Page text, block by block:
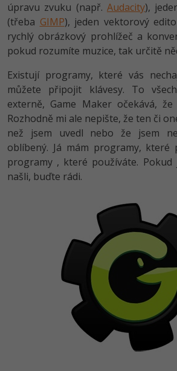
Kryptoměny -25%
Copywriting -30%
Google Dokumenty
Time management
Windows
Linux
Kybernetická bezpečnost
Elektronický podpis
Fórum
Blender -80%
Inkscape
Fotografování
Video
Ostatní
Fórum
úpravu zvuku (např. Audacity),
(třeba GIMP), jeden vektorový
rychlý obrázkový prohlížeč a
pokud rozumíte muzice, tak určitě
Existují programy, které vás
můžete připojit klávesy. To
externě, Game Maker očekává,
Rozhodně mi ale nepište, že ten či
než jsem uvedl nebo že jsem
oblíbený. Já mám programy, které
programy , které používáte. Pokud
našli, buďte rádi.